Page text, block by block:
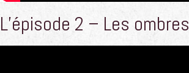
L’épisode 2 – Les ombres